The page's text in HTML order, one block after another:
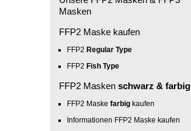
Masken
FFP2 Maske kaufen
FFP2 Regular Type
FFP2 Fish Type
FFP2 Maskenschwarz & farbig
FFP2 Maske farbigkaufen
Informationen FFP2 Maske kaufen